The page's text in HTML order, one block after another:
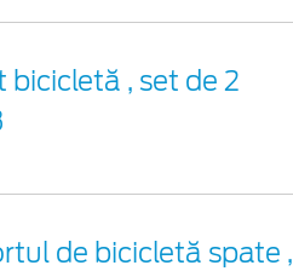
, set de 2
de bicicletă spate ,